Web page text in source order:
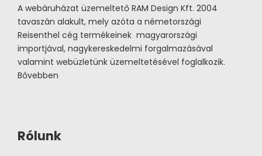
A webáruházat üzemeltető RAM Design Kft. 2004
tavaszán alakult, mely azóta a németországi
Reisenthel cég termékeinek magyarországi
importjával, nagykereskedelmi forgalmazásával
valamint webüzletünk üzemeltetésével foglalkozik.
Bővebben
Rólunk